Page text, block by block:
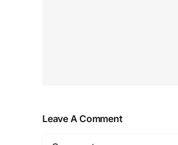
Leave A Comment